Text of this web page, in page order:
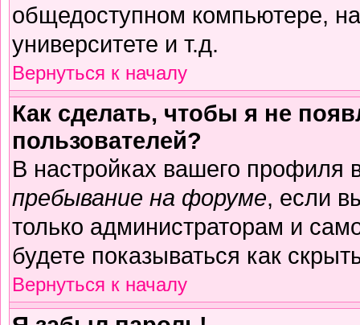
общедоступном компьютере,
университете и т.д.
Вернуться к началу
Как сделать, чтобы я не
пользователей?
В настройках вашего
пребывание на форуме, если
только администраторам и
будете показываться как
Вернуться к началу